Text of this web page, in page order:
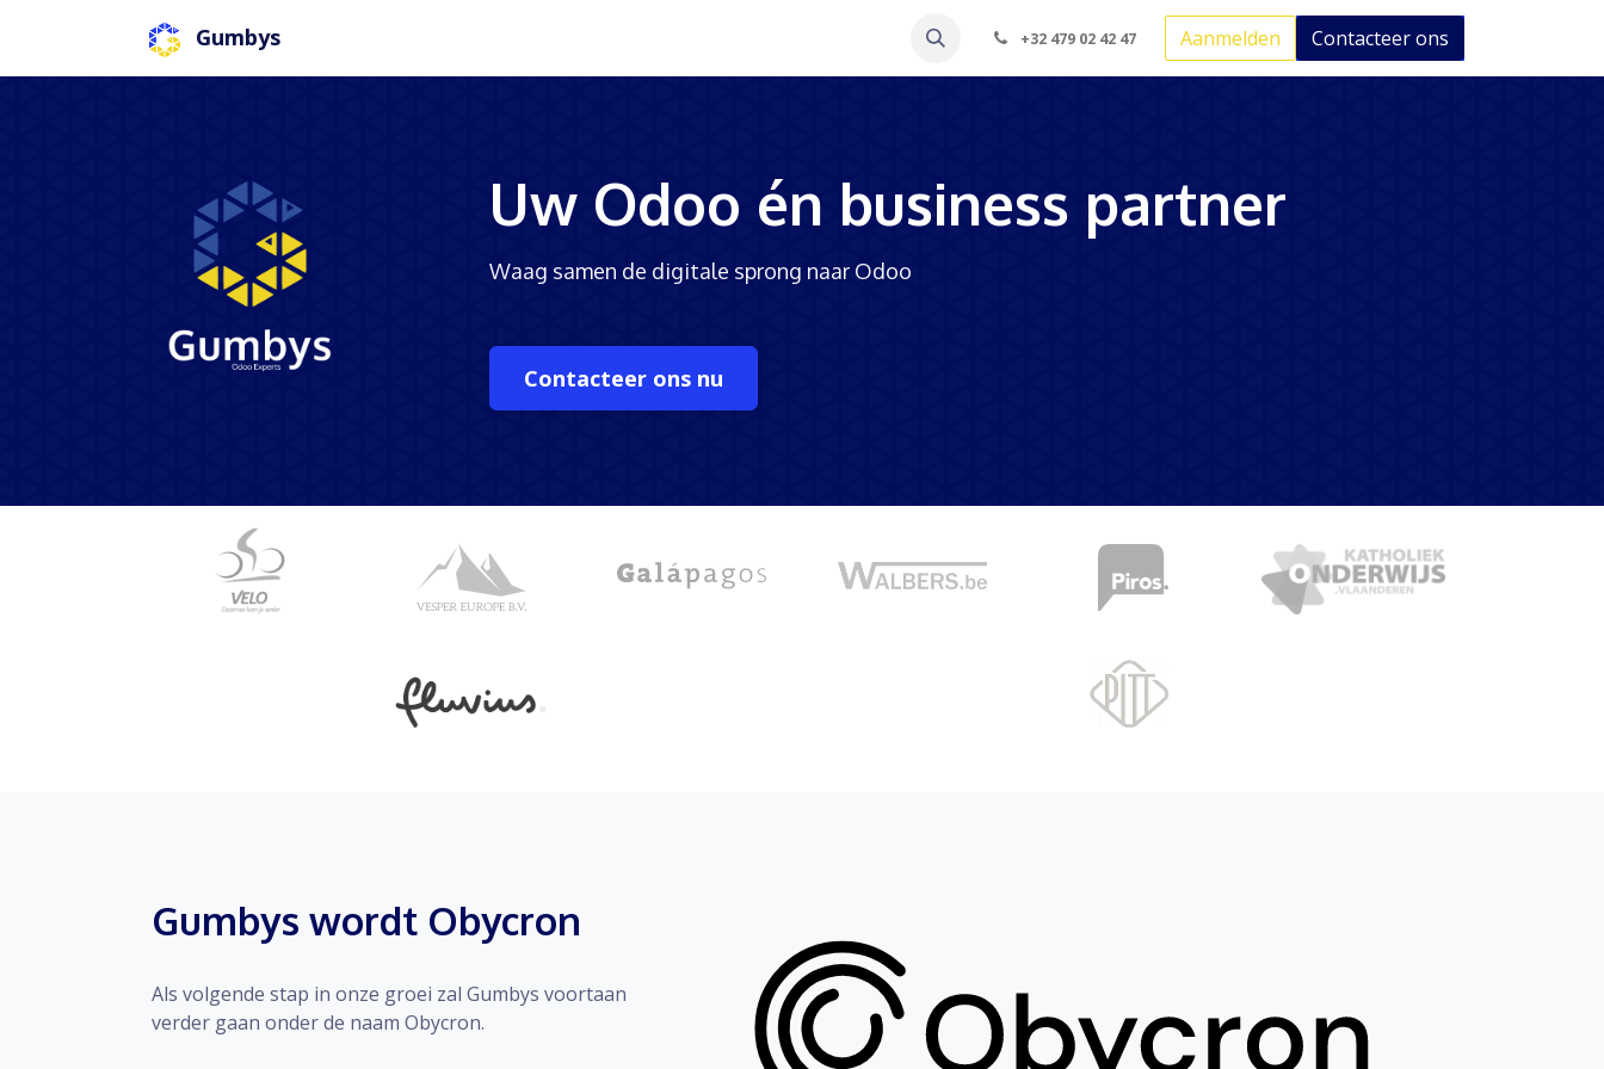
Gumbys Past Odoo binnen mijn bedrijf? Odoo voor
+32 479 02 42 47 Aanmelden Contacteer ons
Uw Odoo én business partner
Waag samen de digitale sprong naar Odoo
Contacteer ons nu
Gumbys wordt Obycron
Als volgende stap in onze groei zal Gumbys voortaan
verder gaan onder de naam Obycron.